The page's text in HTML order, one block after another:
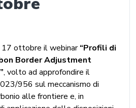
ottobre il webinar“Profili di
Border Adjustment
, volto ad approfondire il
956 sul meccanismo di
alle frontiere e, in